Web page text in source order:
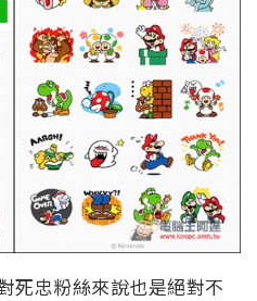
死忠粉絲來說也是絕對不